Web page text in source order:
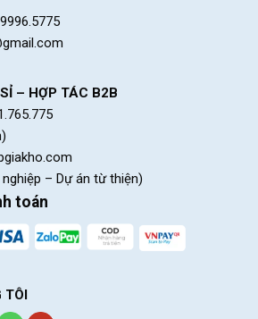
kích thước 18 inch dễ điều khiển
bé có chiều cao từ 1m3-1m45 thì xe
hợp lý hơn, bé sẽ di chuyển linh hoạt
nhau. Loại xe này phù hợp cho
và yêu thích các hoạt động thể thao,
cho bé 10 tuổicũng đi được kích
– HỢP TÁC B2B
– Dự án từ thiện)
toán
TÔI